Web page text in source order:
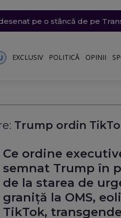
acoperișuri smulse și
săptămâna viitoare. Accesul
pe o stâncă de pe
pe care abia o
extreme: 39 de grade la
EXCLUSIV POLITICĂ OPINII
Trump ordin
Ce ordine
semnat Trump în
de la starea de
graniță la OMS,
TikTok,